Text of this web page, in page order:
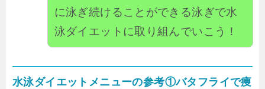
に泳ぎ続けることができる泳ぎで水
泳ダイエットに取り組んでいこう！
水泳ダイエットメニューの参考①バタフライで痩